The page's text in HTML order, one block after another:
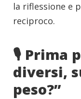
la riflessione e
reciproco.
🎙️ Prima
diversi,
peso?”